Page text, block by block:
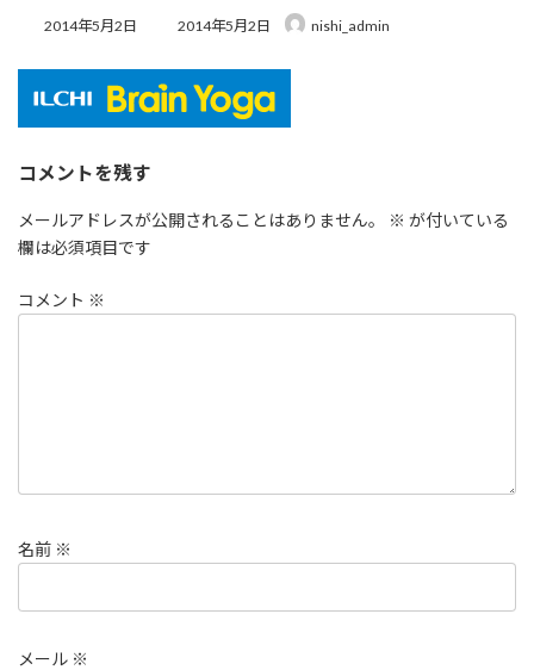
2014年5月2日
最
日
時
2014年5月2日 nishi_admin
コメントを残す
メールアドレスが公開されることはありません。 ※ が付いている
欄は必須項目です
コメント ※
名前 ※
メール ※